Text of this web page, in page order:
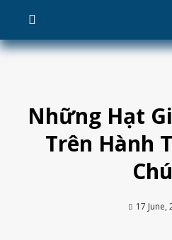
Skip
Những Hạt
Trên Hành
17 June,